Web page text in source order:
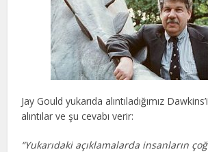
Jay Gould yukarıda alıntıladığımız
alıntılar ve şu cevabı verir:
“Yukarıdaki açıklamalarda insanların